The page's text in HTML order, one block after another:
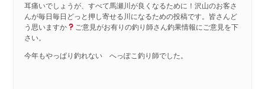
耳痛いでしょうが、すべて馬瀬川が良くなるために！沢山のお客さ
んが毎日毎日どっと押し寄せる川になるための投稿です。皆さんど
う思いますか
ご意見がお有りの釣り師さん釣果情報にご意見を下
さい。
今年もやっぱり釣れない へっぽこ釣り師でした。